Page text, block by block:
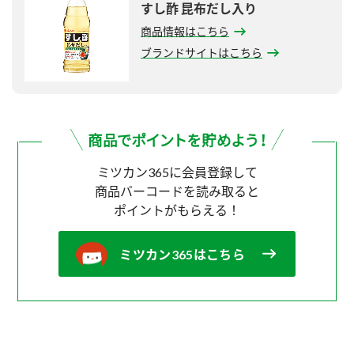
すし酢 昆布だし入り
商品情報はこちら
ブランドサイトはこちら
ミツカン365に会員登録して
商品バーコードを読み取ると
ポイントがもらえる！
ミツカン365はこちら